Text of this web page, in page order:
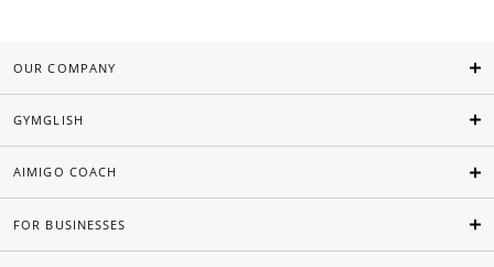
OUR COMPANY
GYMGLISH
AIMIGO COACH
FOR BUSINESSES